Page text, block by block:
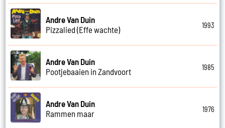
Andre Van Duin
Pizzalied (Effe wachte)
1993
Andre Van Duin
Pootjebaaien in Zandvoort
1985
Andre Van Duin
Rammen maar
1976